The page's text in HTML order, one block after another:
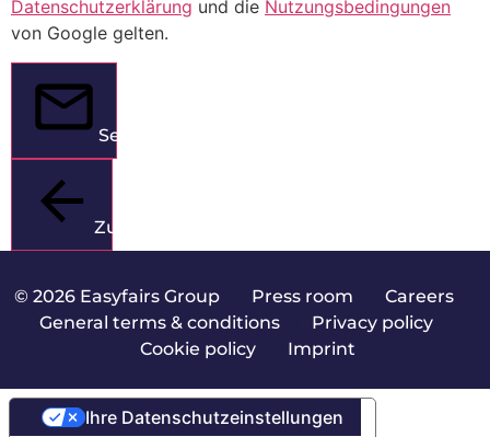
Datenschutzerklärung und die Nutzungsbedingungen
von Google gelten.
Senden
Zurück
© 2026 Easyfairs Group| Press room Careers|
General terms & conditions| Privacy policy|
Cookie policy| Imprint
Ihre Datenschutzeinstellungen